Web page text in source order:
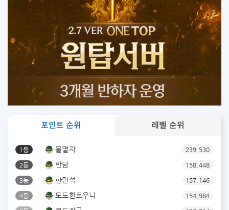
포인트 순위 레벨 순위
1등 불멸자 239,530
2등 반담 158,448
3등 한민석 157,146
4등 도도한로우니 154,984